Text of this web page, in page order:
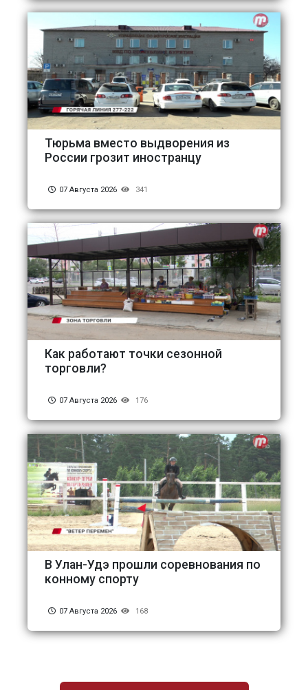
Тюрьма вместо выдворения из
России грозит иностранцу
07 Августа 2026 341
Как работают точки сезонной
торговли?
07 Августа 2026 176
В Улан-Удэ прошли соревнования по
конному спорту
07 Августа 2026 168